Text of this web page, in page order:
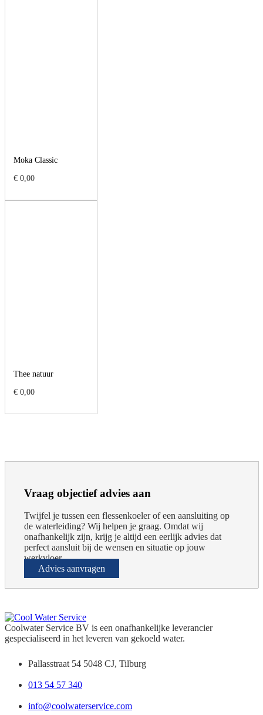
Moka Classic
€0,00
Thee natuur
€0,00
Vraag objectief advies aan
Twijfel je tussen een flessenkoeler of een aansluiting op
de waterleiding? Wij helpen je graag. Omdat wij
onafhankelijk zijn, krijg je altijd een eerlijk advies dat
perfect aansluit bij de wensen en situatie op jouw
werkvloer.
Advies aanvragen
Coolwater Service BV is een onafhankelijke leverancier
gespecialiseerd in het leveren van gekoeld water.
Pallasstraat 54 5048 CJ, Tilburg
013 54 57 340
info@coolwaterservice.com